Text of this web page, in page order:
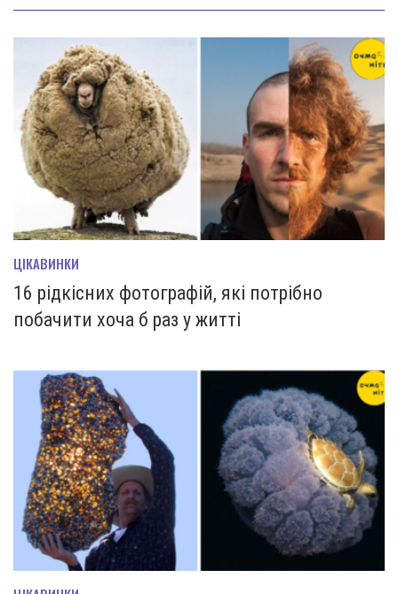
ЦІКАВИНКИ
16 рідкісних фотографій, які потрібно
побачити хоча б раз у житті